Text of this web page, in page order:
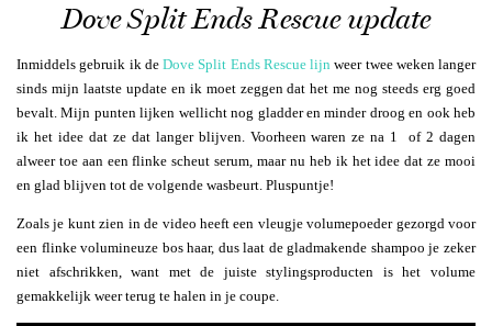
Dove Split Ends Rescue update
Inmiddels gebruik ik de Dove Split Ends Rescue lijn weer twee weken langer
sinds mijn laatste update en ik moet zeggen dat het me nog steeds erg goed
bevalt. Mijn punten lijken wellicht nog gladder en minder droog en ook heb
ik het idee dat ze dat langer blijven. Voorheen waren ze na 1 of 2 dagen
alweer toe aan een flinke scheut serum, maar nu heb ik het idee dat ze mooi
en glad blijven tot de volgende wasbeurt. Pluspuntje!
Zoals je kunt zien in de video heeft een vleugje volumepoeder gezorgd voor
een flinke volumineuze bos haar, dus laat de gladmakende shampoo je zeker
niet afschrikken, want met de juiste stylingsproducten is het volume
gemakkelijk weer terug te halen in je coupe.